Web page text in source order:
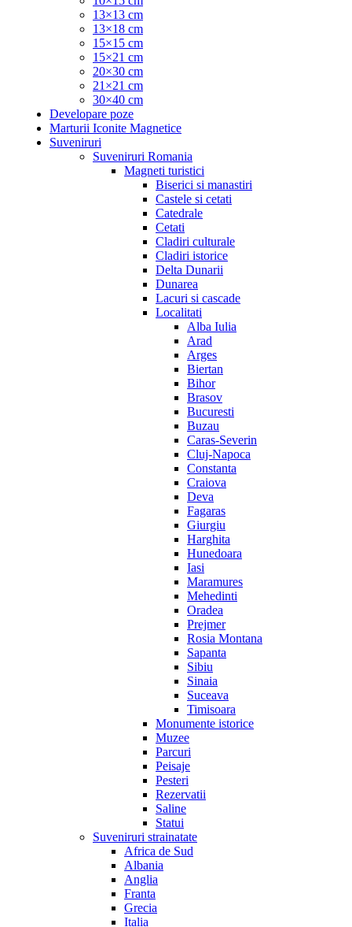
13×13 cm
13×18 cm
15×15 cm
15×21 cm
20×30 cm
21×21 cm
30×40 cm
Developare poze
Marturii Iconite Magnetice
Suveniruri
Suveniruri Romania
Magneti turistici
Biserici si manastiri
Castele si cetati
Catedrale
Cetati
Cladiri culturale
Cladiri istorice
Delta Dunarii
Dunarea
Lacuri si cascade
Localitati
Alba Iulia
Arad
Arges
Biertan
Bihor
Brasov
Bucuresti
Buzau
Caras-Severin
Cluj-Napoca
Constanta
Craiova
Deva
Fagaras
Giurgiu
Harghita
Hunedoara
Iasi
Maramures
Mehedinti
Oradea
Prejmer
Rosia Montana
Sapanta
Sibiu
Sinaia
Suceava
Timisoara
Monumente istorice
Muzee
Parcuri
Peisaje
Pesteri
Rezervatii
Saline
Statui
Suveniruri strainatate
Africa de Sud
Albania
Anglia
Franta
Grecia
Italia